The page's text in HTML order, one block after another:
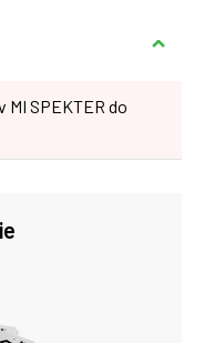
SPEKTER do